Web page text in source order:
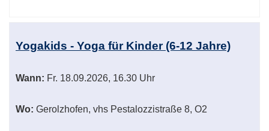
Yogakids - Yoga für Kinder (6-12 Jahre)
Wann: Fr. 18.09.2026, 16.30 Uhr
Wo: Gerolzhofen, vhs Pestalozzistraße 8, O2